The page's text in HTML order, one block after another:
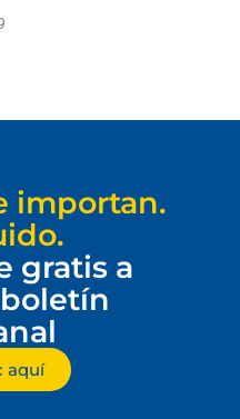
importan.
gratis a
aquí